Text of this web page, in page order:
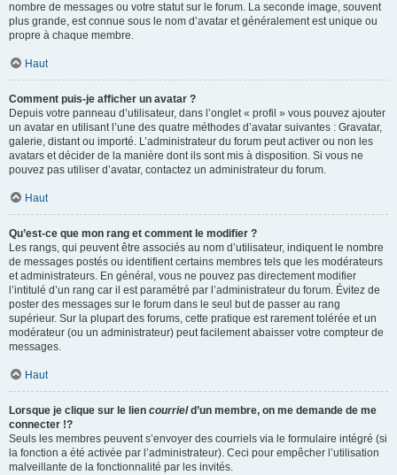
nombre de messages ou votre statut sur le forum. La seconde image, souvent
plus grande, est connue sous le nom d’avatar et généralement est unique ou
propre à chaque membre.
Haut
Comment puis-je afficher un avatar ?
Depuis votre panneau d’utilisateur, dans l’onglet « profil » vous pouvez ajouter
un avatar en utilisant l’une des quatre méthodes d’avatar suivantes : Gravatar,
galerie, distant ou importé. L’administrateur du forum peut activer ou non les
avatars et décider de la manière dont ils sont mis à disposition. Si vous ne
pouvez pas utiliser d’avatar, contactez un administrateur du forum.
Haut
Qu’est-ce que mon rang et comment le modifier ?
Les rangs, qui peuvent être associés au nom d’utilisateur, indiquent le nombre
de messages postés ou identifient certains membres tels que les modérateurs
et administrateurs. En général, vous ne pouvez pas directement modifier
l’intitulé d’un rang car il est paramétré par l’administrateur du forum. Évitez de
poster des messages sur le forum dans le seul but de passer au rang
supérieur. Sur la plupart des forums, cette pratique est rarement tolérée et un
modérateur (ou un administrateur) peut facilement abaisser votre compteur de
messages.
Haut
Lorsque je clique sur le lien courrield’un membre, on me demande de me
connecter !?
Seuls les membres peuvent s’envoyer des courriels via le formulaire intégré (si
la fonction a été activée par l’administrateur). Ceci pour empêcher l’utilisation
malveillante de la fonctionnalité par les invités.